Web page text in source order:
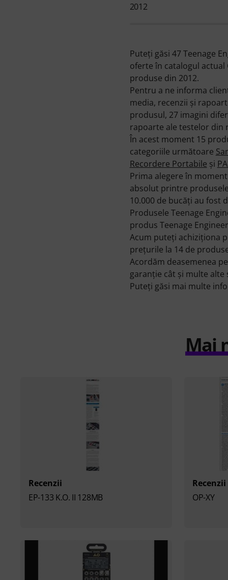
2012
Puteţi găsi 47 Teenage
oferte în catalogul
produse din 2012.
Pentru a ne informa
media, recenzii şi
produsul, 27 imagini
rapoarte ale testelor din
În acest moment 15
categoriile următoare
Recordere Portabile şi
Prima alegere în
absolut printre
10.000 de bucăţi au fost
Produsele Teenage
produs Teenage
Acum puteţi achiziţiona
preţurile la 14 de
Acordăm deasemenea
garanţie cât şi multe alte
Puteți găsi mai multe
Mai
Recenzii
EP-133 K.O. II 128MB
Recenzii
OP-XY